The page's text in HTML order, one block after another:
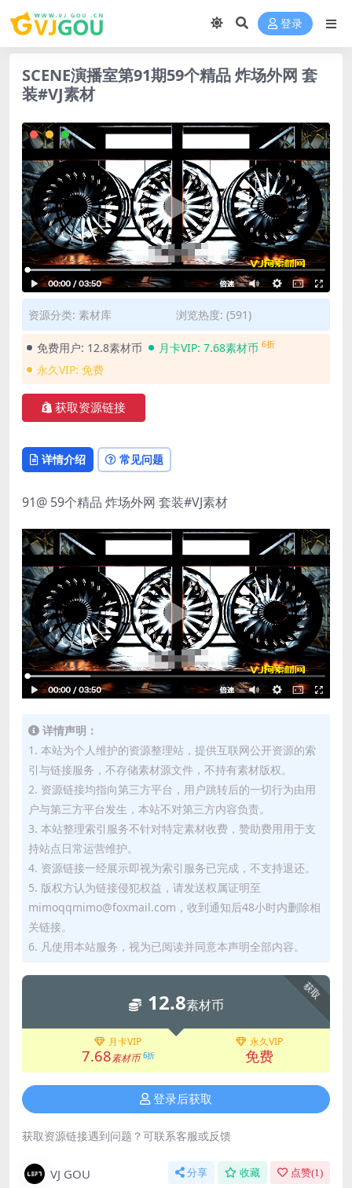
登录
SCENE演播室第91期59个精品 炸场外网 套
装#VJ素材
资源分类: 素材库 浏览热度: (591)
免费用户: 12.8素材币 月卡VIP: 7.68素材币 6折
永久VIP: 免费
获取资源链接
详情介绍 常见问题
91@ 59个精品 炸场外网 套装#VJ素材
详情声明：
1. 本站为个人维护的资源整理站，提供互联网公开资源的索
引与链接服务，不存储素材源文件，不持有素材版权。
2. 资源链接均指向第三方平台，用户跳转后的一切行为由用
户与第三方平台发生，本站不对第三方内容负责。
3. 本站整理索引服务不针对特定素材收费，赞助费用用于支
持站点日常运营维护。
4. 资源链接一经展示即视为索引服务已完成，不支持退还。
5. 版权方认为链接侵犯权益，请发送权属证明至
mimoqqmimo@foxmail.com，收到通知后48小时内删除相
关链接。
6. 凡使用本站服务，视为已阅读并同意本声明全部内容。
获取
12.8素材币
月卡VIP
7.68素材币 6折
永久VIP
免费
登录后获取
获取资源链接遇到问题？可联系客服或反馈
VJ GOU 分享 收藏 点赞(1)